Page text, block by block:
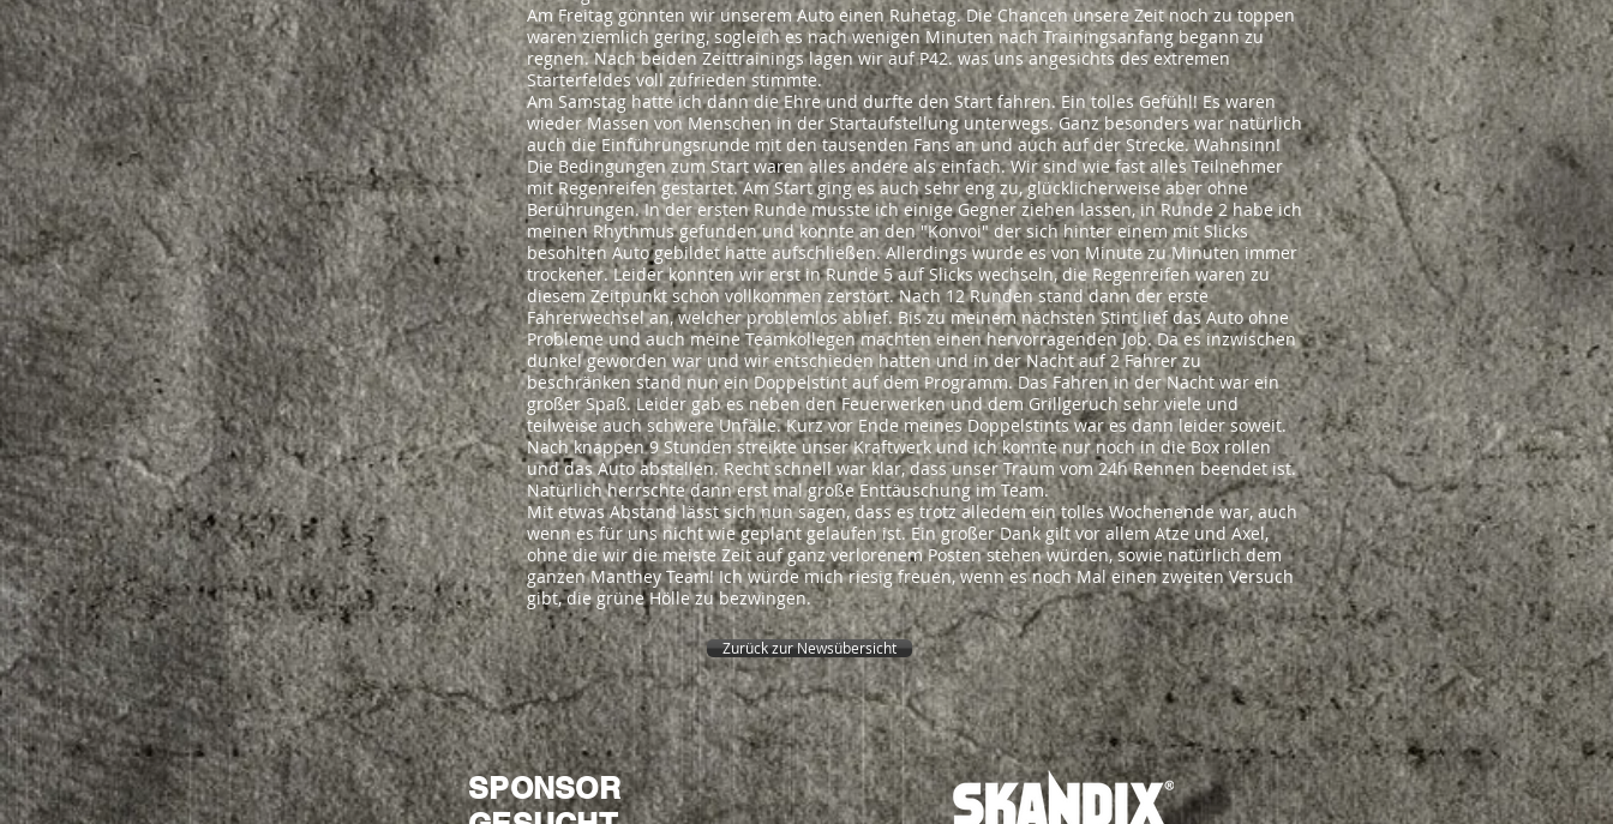
Am Freitag gönnten wir unserem Auto einen Ruhetag. Die Chancen unsere Zeit noch zu toppen
waren ziemlich gering, sogleich es nach wenigen Minuten nach Trainingsanfang begann zu
regnen. Nach beiden Zeittrainings lagen wir auf P42. was uns angesichts des extremen
Starterfeldes voll zufrieden stimmte.
Am Samstag hatte ich dann die Ehre und durfte den Start fahren. Ein tolles Gefühl! Es waren
wieder Massen von Menschen in der Startaufstellung unterwegs. Ganz besonders war natürlich
auch die Einführungsrunde mit den tausenden Fans an und auch auf der Strecke. Wahnsinn!
Die Bedingungen zum Start waren alles andere als einfach. Wir sind wie fast alles Teilnehmer
mit Regenreifen gestartet. Am Start ging es auch sehr eng zu, glücklicherweise aber ohne
Berührungen. In der ersten Runde musste ich einige Gegner ziehen lassen, in Runde 2 habe ich
meinen Rhythmus gefunden und konnte an den "Konvoi" der sich hinter einem mit Slicks
besohlten Auto gebildet hatte aufschließen. Allerdings wurde es von Minute zu Minuten immer
trockener. Leider konnten wir erst in Runde 5 auf Slicks wechseln, die Regenreifen waren zu
diesem Zeitpunkt schon vollkommen zerstört. Nach 12 Runden stand dann der erste
Fahrerwechsel an, welcher problemlos ablief. Bis zu meinem nächsten Stint lief das Auto ohne
Probleme und auch meine Teamkollegen machten einen hervorragenden Job. Da es inzwischen
dunkel geworden war und wir entschieden hatten und in der Nacht auf 2 Fahrer zu
beschränken stand nun ein Doppelstint auf dem Programm. Das Fahren in der Nacht war ein
großer Spaß. Leider gab es neben den Feuerwerken und dem Grillgeruch sehr viele und
teilweise auch schwere Unfälle. Kurz vor Ende meines Doppelstints war es dann leider soweit.
Nach knappen 9 Stunden streikte unser Kraftwerk und ich konnte nur noch in die Box rollen
und das Auto abstellen. Recht schnell war klar, dass unser Traum vom 24h Rennen beendet ist.
Natürlich herrschte dann erst mal große Enttäuschung im Team.
Mit etwas Abstand lässt sich nun sagen, dass es trotz alledem ein tolles Wochenende war, auch
wenn es für uns nicht wie geplant gelaufen ist. Ein großer Dank gilt vor allem Atze und Axel,
ohne die wir die meiste Zeit auf ganz verlorenem Posten stehen würden, sowie natürlich dem
ganzen Manthey Team! Ich würde mich riesig freuen, wenn es noch Mal einen zweiten Versuch
gibt, die grüne Hölle zu bezwingen.
Zurück zur Newsübersicht
SPONSOR